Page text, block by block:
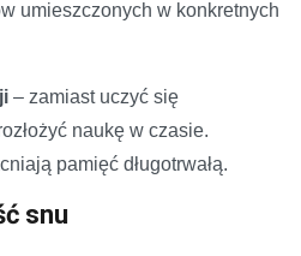
umieszczonych w konkretnych
– zamiast uczyć się
naukę w czasie.
pamięć długotrwałą.
snu